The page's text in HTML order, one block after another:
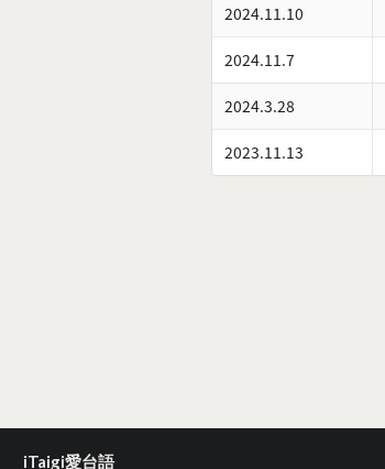
2024.11.10
2024.11.7
2024.3.28
2023.11.13
iTaigi愛台語